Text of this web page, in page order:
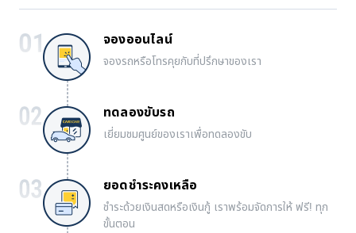
จองออนไลน์
จองรถหรือโทรคุยกับที่ปรึกษาของเรา
ทดลองขับรถ
เยี่ยมชมศูนย์ของเราเพื่อทดลองขับ
ยอดชำระคงเหลือ
ชำระด้วยเงินสดหรือเงินกู้ เราพร้อมจัดการให้ ฟรี! ทุก
ขั้นตอน